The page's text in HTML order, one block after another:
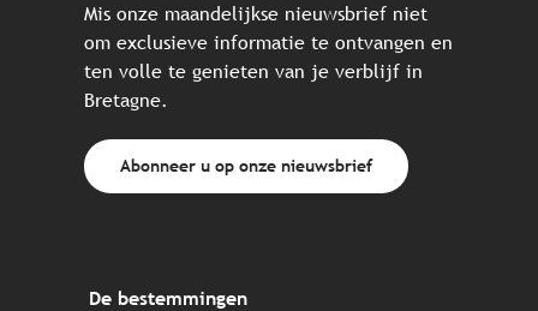
Mis onze maandelijkse nieuwsbrief niet
om exclusieve informatie te ontvangen en
ten volle te genieten van je verblijf in
Bretagne.
Abonneer u op onze nieuwsbrief
De bestemmingen